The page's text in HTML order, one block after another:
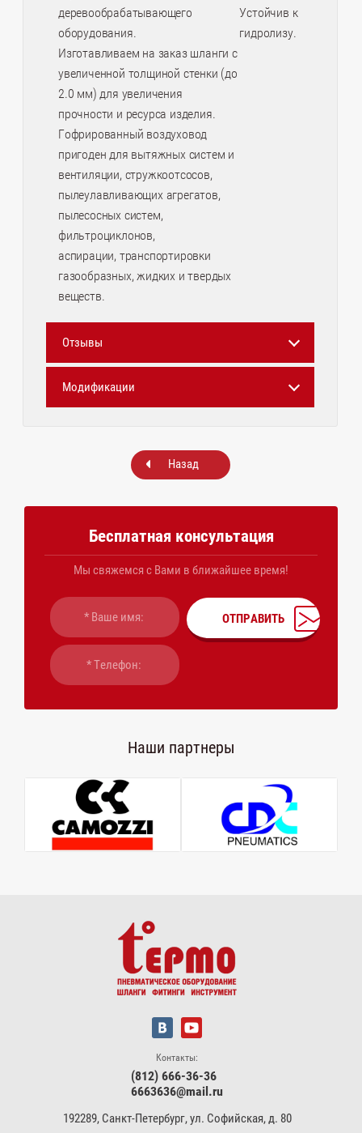
деревообрабатывающего
оборудования.
Изготавливаем на заказ шланги с
увеличенной толщиной стенки (до
2.0 мм) для увеличения
прочности и ресурса изделия.
Гофрированный воздуховод
пригоден для вытяжных систем и
вентиляции, стружкоотсосов,
пылеулавливающих агрегатов,
пылесосных систем,
фильтроциклонов,
аспирации, транспортировки
газообразных, жидких и твердых
веществ.
Устойчив к
гидролизу.
Отзывы
Модификации
Назад
Бесплатная консультация
Мы свяжемся с Вами в ближайшее время!
ОТПРАВИТЬ
Наши партнеры
Контакты:
(812) 666-36-36
6663636@mail.ru
192289, Санкт-Петербург, ул. Софийская, д. 80